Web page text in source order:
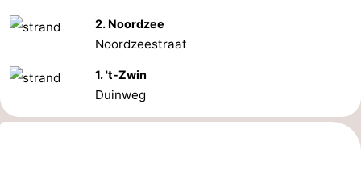
2. Noordzee
Noordzeestraat
1. 't-Zwin
Duinweg